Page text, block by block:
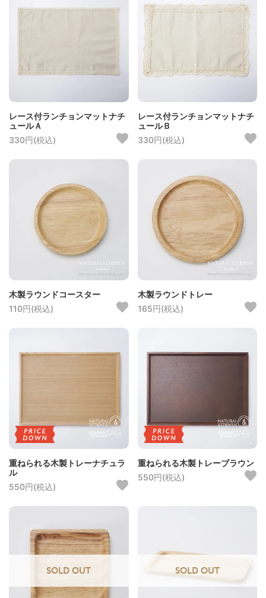
レース付ランチョンマットナチ
ュールＡ
330円(税込)
レース付ランチョンマットナチ
ュールＢ
330円(税込)
木製ラウンドコースター
110円(税込)
木製ラウンドトレー
165円(税込)
重ねられる木製トレーナチュラ
ル
550円(税込)
重ねられる木製トレーブラウン
550円(税込)
SOLD OUT SOLD OUT